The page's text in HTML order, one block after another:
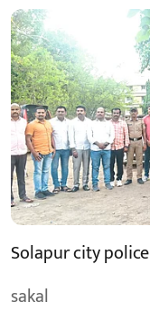
Solapur city police
sakal